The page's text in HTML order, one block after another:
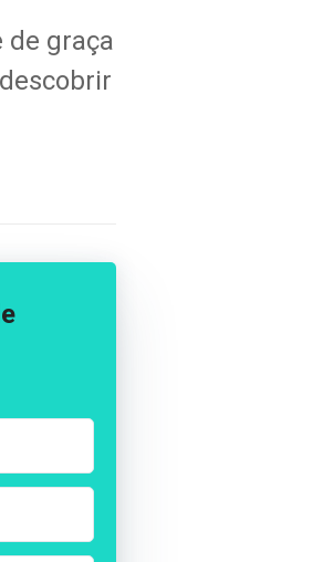
de graça